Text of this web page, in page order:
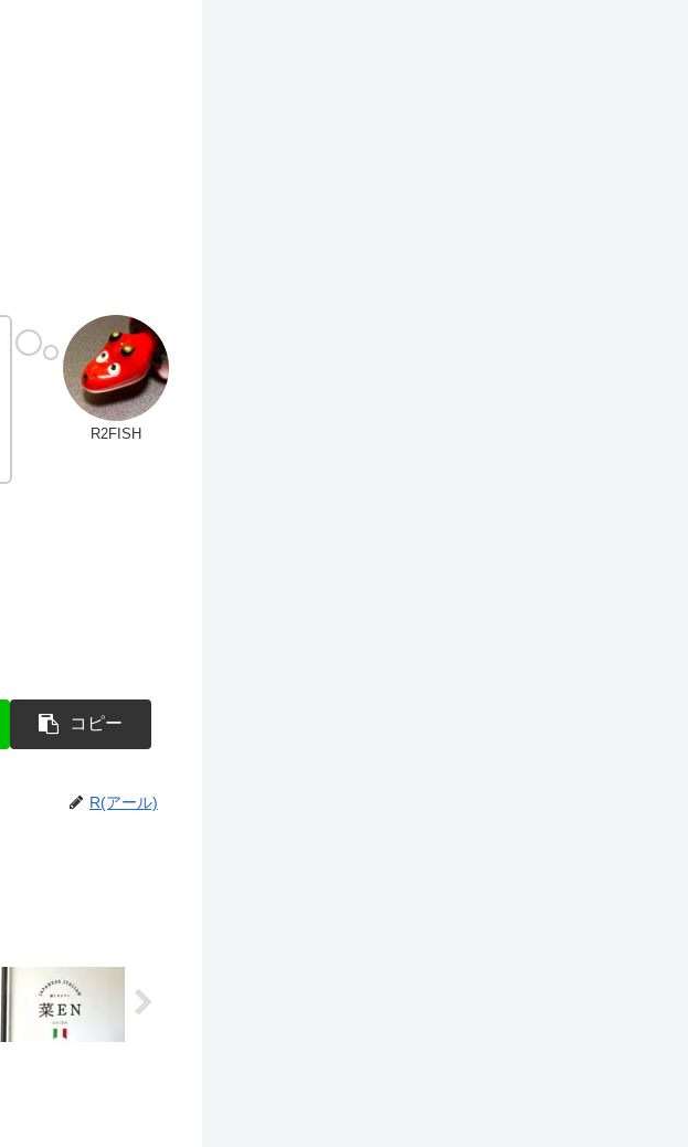
R2FISH
コピー
R(アール)